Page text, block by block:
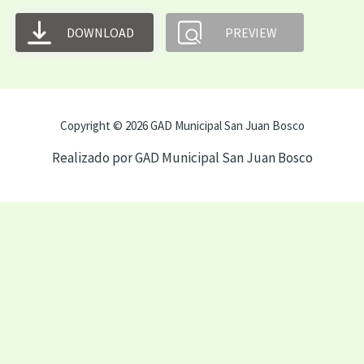
DOWNLOAD PREVIEW
Copyright © 2026 GAD Municipal San Juan Bosco
Realizado por GAD Municipal San Juan Bosco